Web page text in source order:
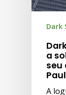
Dark
a
seu
A